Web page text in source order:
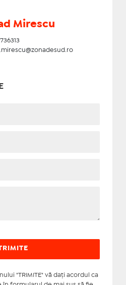
Mirescu
"TRIMITE" vă daţi acordul ca